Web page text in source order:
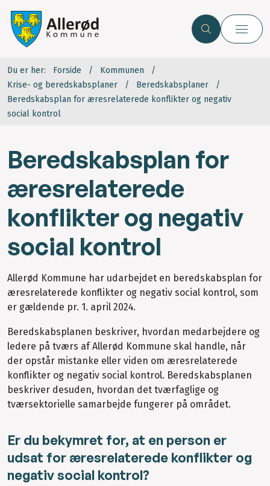
Du er her: Forside
Kommunen
Krise- og beredskabsplaner
Beredskabsplaner
Beredskabsplan for æresrelaterede konflikter og negativ
social kontrol
Beredskabsplan for
æresrelaterede
konflikter og negativ
social kontrol
Allerød Kommune har udarbejdet en beredskabsplan for
æresrelaterede konflikter og negativ social kontrol, som
er gældende pr. 1. april 2024.
Beredskabsplanen beskriver, hvordan medarbejdere og
ledere på tværs af Allerød Kommune skal handle, når
der opstår mistanke eller viden om æresrelaterede
konflikter og negativ social kontrol. Beredskabsplanen
beskriver desuden, hvordan det tværfaglige og
tværsektorielle samarbejde fungerer på området.
Er du bekymret for, at en person er
udsat for æresrelaterede konflikter og
negativ social kontrol?